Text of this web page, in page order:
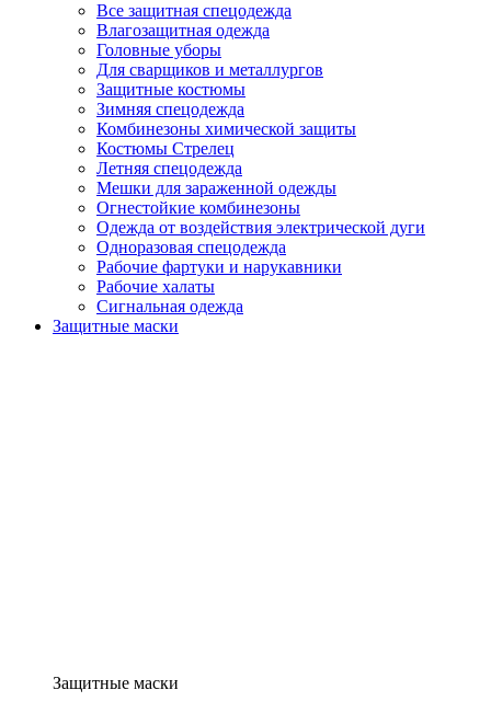
Все защитная спецодежда
Влагозащитная одежда
Головные уборы
Для сварщиков и металлургов
Защитные костюмы
Зимняя спецодежда
Комбинезоны химической защиты
Костюмы Стрелец
Летняя спецодежда
Мешки для зараженной одежды
Огнестойкие комбинезоны
Одежда от воздействия электрической дуги
Одноразовая спецодежда
Рабочие фартуки и нарукавники
Рабочие халаты
Сигнальная одежда
Защитные маски
Защитные маски